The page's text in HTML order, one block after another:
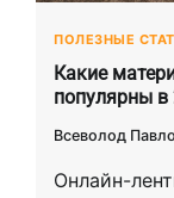
ПОЛЕЗНЫЕ
Какие
популярны в
Всеволод
Онлайн-